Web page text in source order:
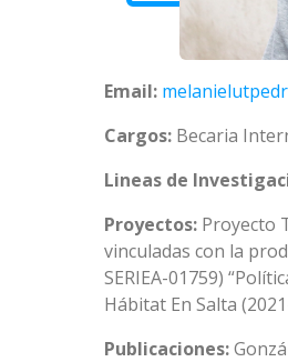
Email:
Cargos: Becaria
Lineas de
Proyectos: Proyecto
vinculadas con la
SERIEA-01759)
Hábitat En Salta
Publicaciones: